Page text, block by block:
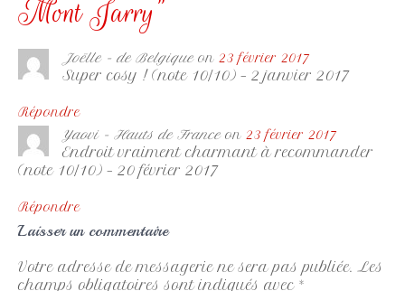
Mont Jarry”
Joëlle - de Belgiqueon 23 février 2017
Super cosy ! (note 10/10) – 2 janvier 2017
Répondre
Yaovi - Hauts de Franceon 23 février 2017
Endroit vraiment charmant à recommander
(note 10/10) – 20 février 2017
Répondre
Laisser un commentaire
Votre adresse de messagerie ne sera pas publiée. Les
champs obligatoires sont indiqués avec *